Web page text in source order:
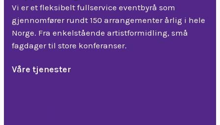
Vi er et fleksibelt fullservice eventbyrå som
gjennomfører rundt 150 arrangementer årlig i hele
Norge. Fra enkelstående artistformidling, små
fagdager til store konferanser.
Våre tjenester